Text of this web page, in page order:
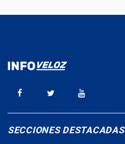
SECCIONES DESTACADAS